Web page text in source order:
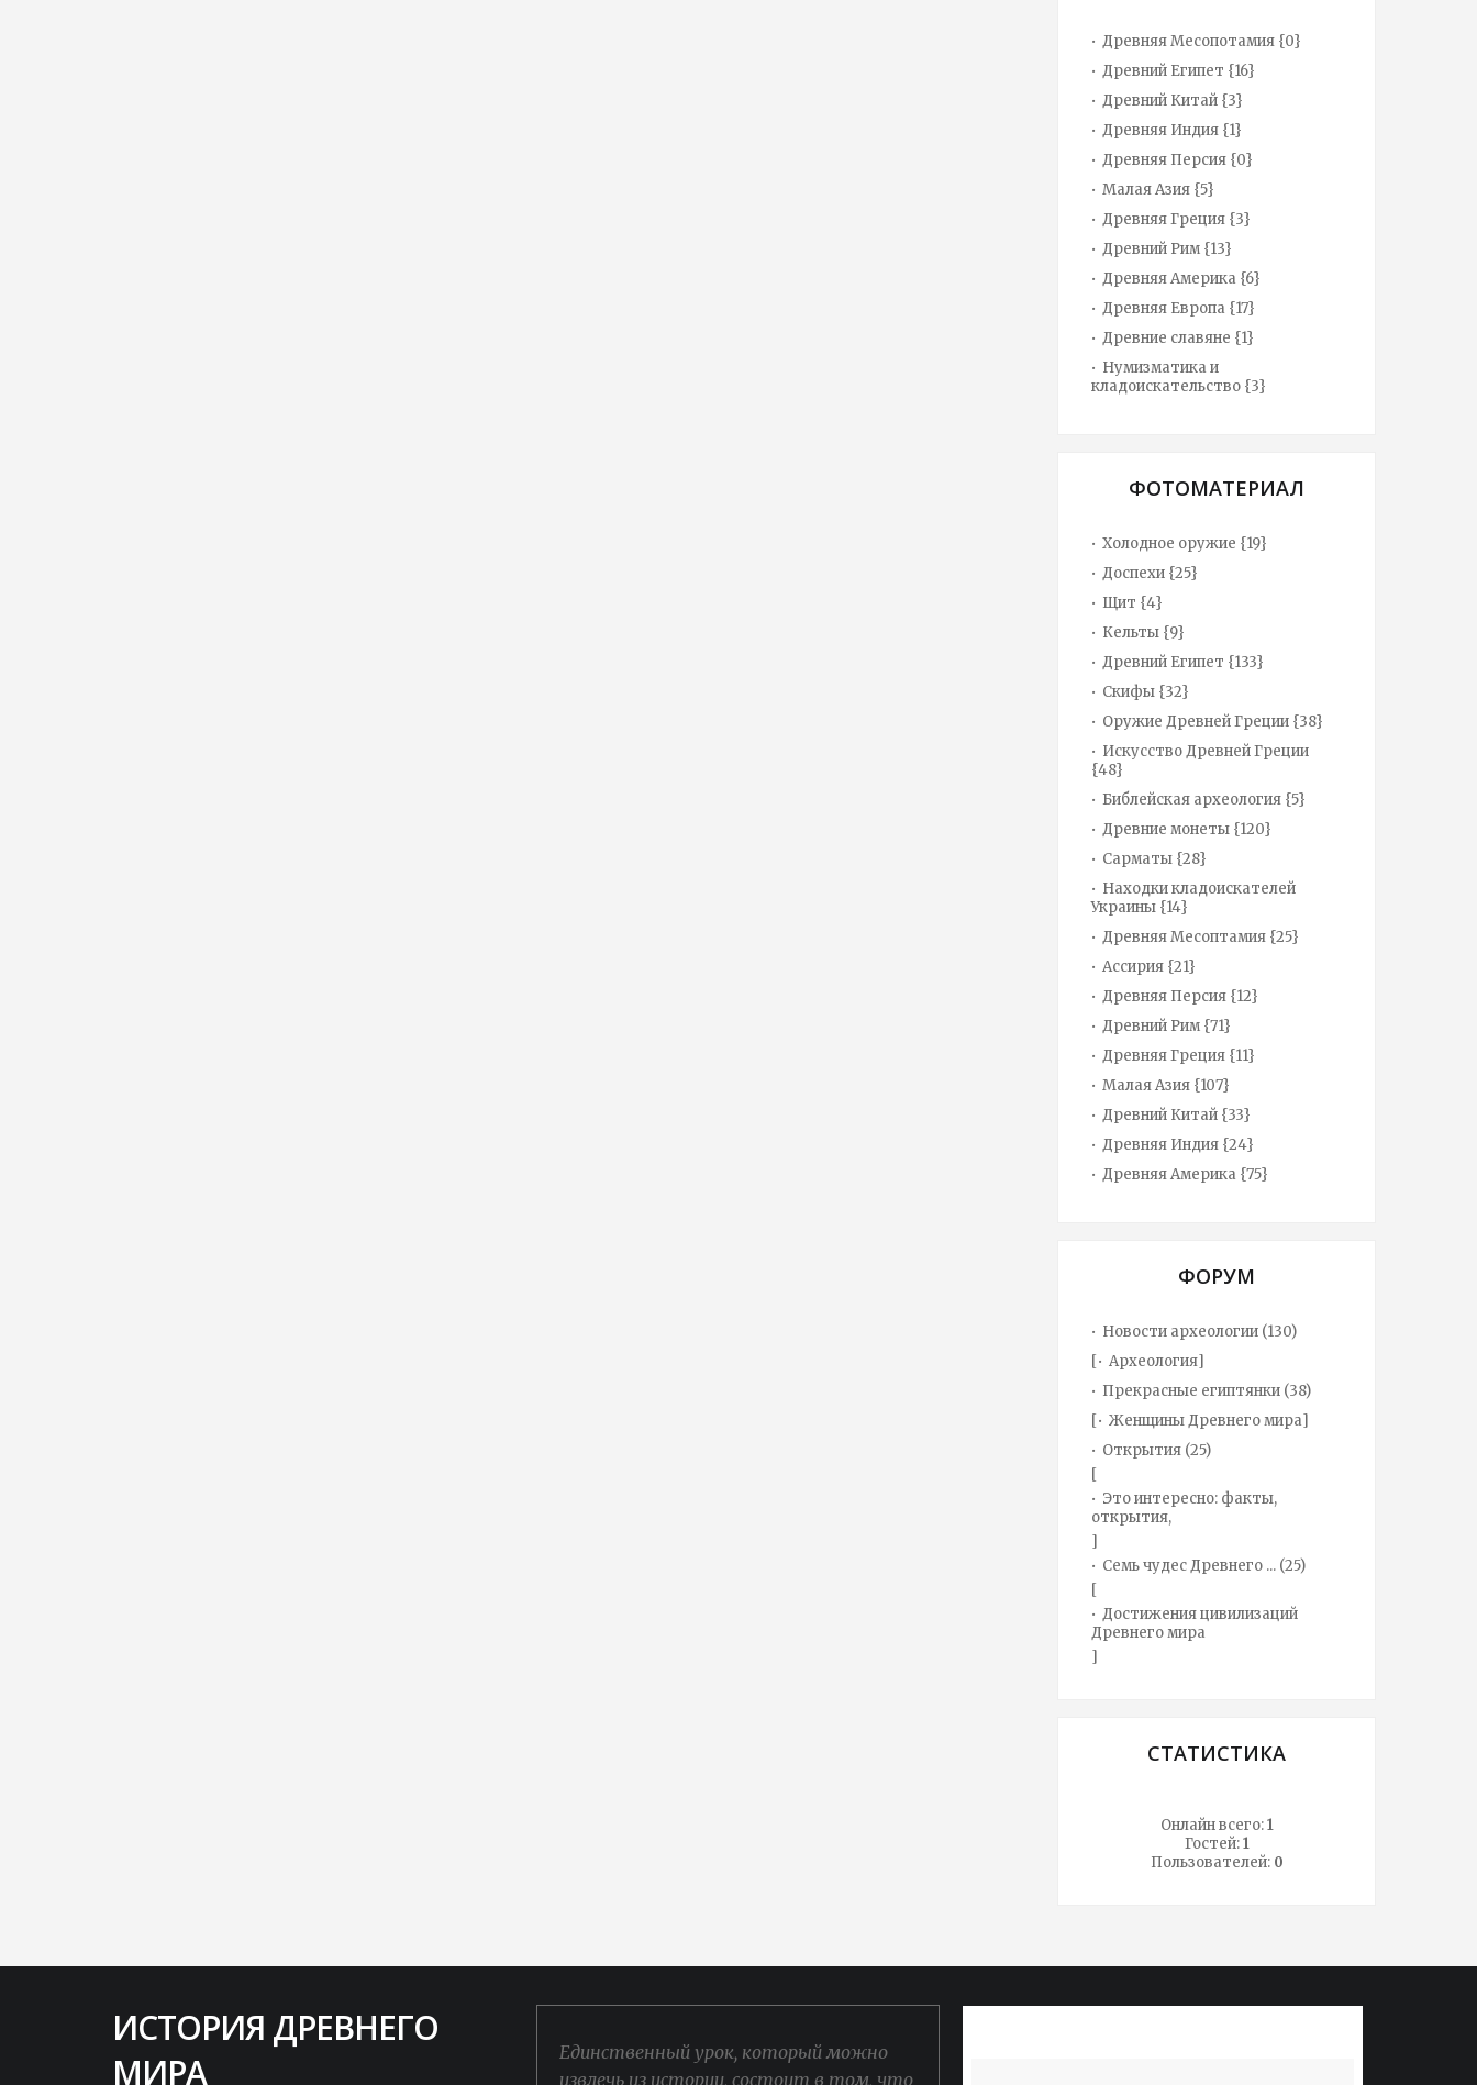
Древняя Месопотамия {0}
Древний Египет {16}
Древний Китай {3}
Древняя Индия {1}
Древняя Персия {0}
Малая Азия {5}
Древняя Греция {3}
Древний Рим {13}
Древняя Америка {6}
Древняя Европа {17}
Древние славяне {1}
Нумизматика и
кладоискательство {3}
ФОТОМАТЕРИАЛ
Холодное оружие {19}
Доспехи {25}
Щит {4}
Кельты {9}
Древний Египет {133}
Скифы {32}
Оружие Древней Греции {38}
Искусство Древней Греции
{48}
Библейская археология {5}
Древние монеты {120}
Сарматы {28}
Находки кладоискателей
Украины {14}
Древняя Месоптамия {25}
Ассирия {21}
Древняя Персия {12}
Древний Рим {71}
Древняя Греция {11}
Малая Азия {107}
Древний Китай {33}
Древняя Индия {24}
Древняя Америка {75}
ФОРУМ
Новости археологии (130)
[
Археология]
Прекрасные египтянки (38)
[
Женщины Древнего мира]
Открытия (25)
[
Это интересно: факты,
открытия,
]
Семь чудес Древнего ... (25)
[
Достижения цивилизаций
Древнего мира
]
СТАТИСТИКА
Онлайн всего:1
Гостей:1
Пользователей: 0
ИСТОРИЯ ДРЕВНЕГО
МИРА
Народ, который может быть спасен
лишь одним-единственным человеком,
Единственный урок, который можно
извлечь из истории, состоит в том, что